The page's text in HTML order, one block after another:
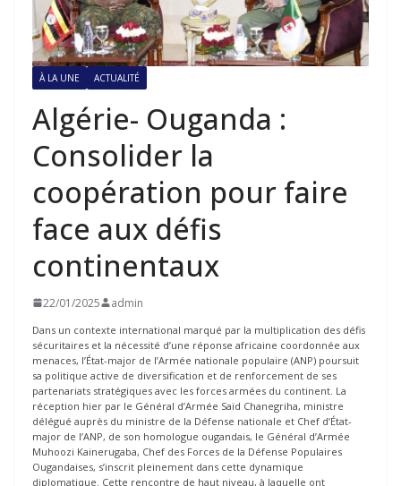
À LA UNE ACTUALITÉ
Algérie- Ouganda :
Consolider la
coopération pour faire
face aux défis
continentaux
22/01/2025 admin
Dans un contexte international marqué par la multiplication des défis
sécuritaires et la nécessité d’une réponse africaine coordonnée aux
menaces, l’État-major de l’Armée nationale populaire (ANP) poursuit
sa politique active de diversification et de renforcement de ses
partenariats stratégiques avec les forces armées du continent. La
réception hier par le Général d’Armée Saïd Chanegriha, ministre
délégué auprès du ministre de la Défense nationale et Chef d’État-
major de l’ANP, de son homologue ougandais, le Général d’Armée
Muhoozi Kainerugaba, Chef des Forces de la Défense Populaires
Ougandaises, s’inscrit pleinement dans cette dynamique
diplomatique. Cette rencontre de haut niveau, à laquelle ont